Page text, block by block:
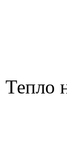
Тепло